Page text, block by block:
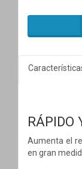
RÁPIDO
Aumenta el
en gran